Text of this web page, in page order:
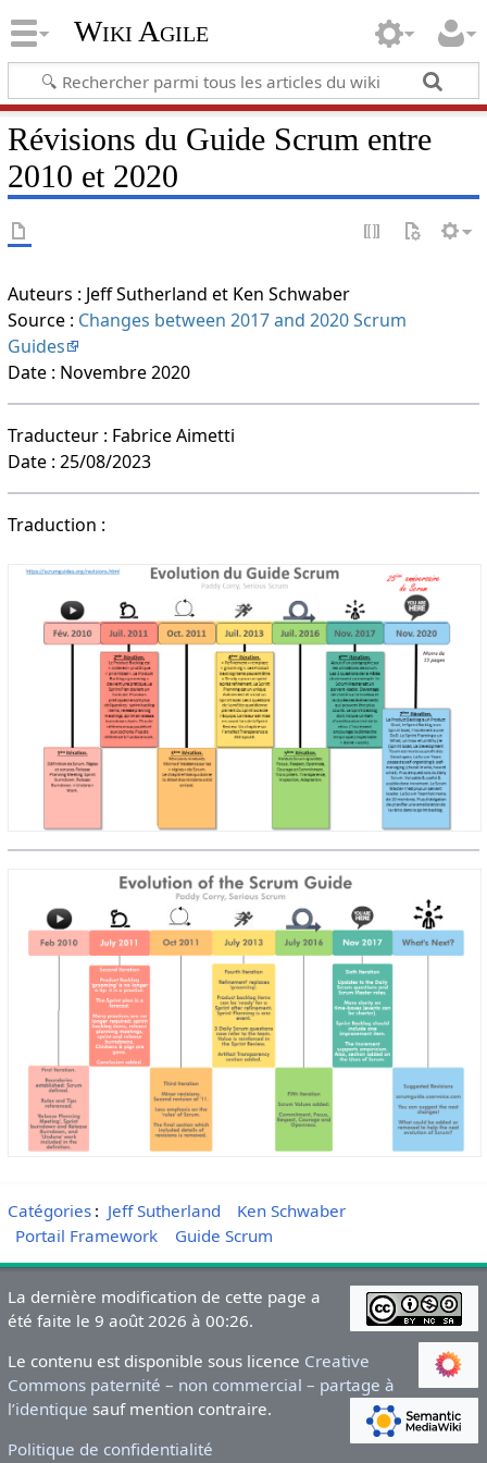
Wiki Agile
Révisions du Guide Scrum entre
2010 et 2020
Auteurs : Jeff Sutherland et Ken Schwaber
Source : Changes between 2017 and 2020 Scrum
Guides
Date : Novembre 2020
Traducteur : Fabrice Aimetti
Date : 25/08/2023
Traduction :
Catégories: Jeff Sutherland
Ken Schwaber
Portail Framework
Guide Scrum
La dernière modification de cette page a
été faite le 9 août 2026 à 00:26.
Le contenu est disponible sous licence Creative
Commons paternité – non commercial – partage à
l’identique sauf mention contraire.
Politique de confidentialité